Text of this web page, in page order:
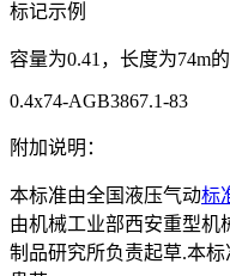
标记示例
容量为0.41，长度为74m
0.4x74-AGB3867.1-83
附加说明：
本标准由全国液压气动标
由机械工业部西安重型机
制品研究所负责起草.本